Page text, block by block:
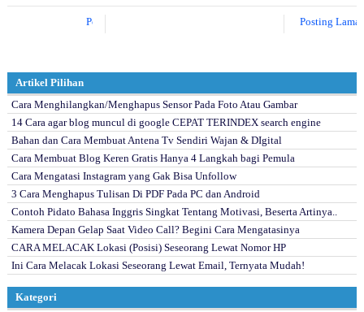
Posting Lebih Baru Posting Lama
Artikel Pilihan
Cara Menghilangkan/Menghapus Sensor Pada Foto Atau Gambar
14 Cara agar blog muncul di google CEPAT TERINDEX search engine
Bahan dan Cara Membuat Antena Tv Sendiri Wajan & DIgital
Cara Membuat Blog Keren Gratis Hanya 4 Langkah bagi Pemula
Cara Mengatasi Instagram yang Gak Bisa Unfollow
3 Cara Menghapus Tulisan Di PDF Pada PC dan Android
Contoh Pidato Bahasa Inggris Singkat Tentang Motivasi, Beserta Artinya..
Kamera Depan Gelap Saat Video Call? Begini Cara Mengatasinya
CARA MELACAK Lokasi (Posisi) Seseorang Lewat Nomor HP
Ini Cara Melacak Lokasi Seseorang Lewat Email, Ternyata Mudah!
Kategori